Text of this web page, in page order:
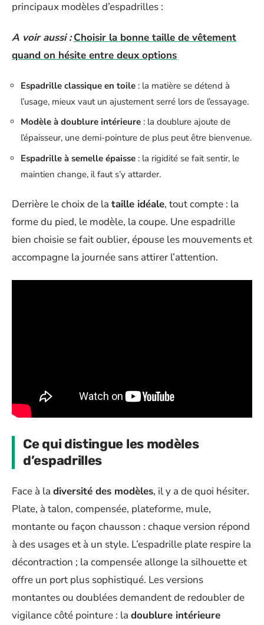
principaux modèles d’espadrilles :
A voir aussi : Choisir la bonne taille de vêtement
quand on hésite entre deux options
Espadrille classique en toile : la matière se détend à
l’usage, mieux vaut un ajustement serré lors de l’essayage.
Modèle à doublure intérieure : la doublure ajoute de
l’épaisseur, une demi-pointure de plus peut être bienvenue.
Espadrille à semelle épaisse : la rigidité se fait sentir, le
maintien change, il faut s’y attarder.
Derrière le choix de la taille idéale, tout compte : la
forme du pied, le modèle, la coupe. Une espadrille
bien choisie se fait oublier, épouse les mouvements et
accompagne la journée sans attirer l’attention.
Ce qui distingue les modèles
d’espadrilles
Face à la diversité des modèles, il y a de quoi hésiter.
Plate, à talon, compensée, plateforme, mule,
montante ou façon chausson : chaque version répond
à des usages et à un style. L’espadrille plate respire la
décontraction ; la compensée allonge la silhouette et
offre un port plus sophistiqué. Les versions
montantes ou doublées demandent de redoubler de
vigilance côté pointure : la doublure intérieure